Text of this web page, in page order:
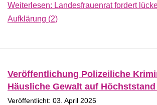
Weiterlesen: Landesfrauenrat fordert
Aufklärung (2)
Veröffentlichung Polizeiliche
Häusliche Gewalt auf Höchststand
Veröffentlicht: 03. April 2025